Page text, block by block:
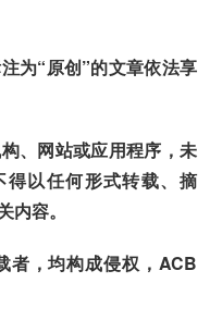
为“原创”的文章依法享
、网站或应用程序，未
以任何形式转载、摘
容。
者，均构成侵权，ACB